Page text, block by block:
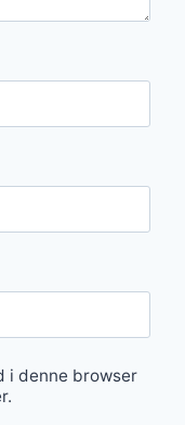
i denne browser